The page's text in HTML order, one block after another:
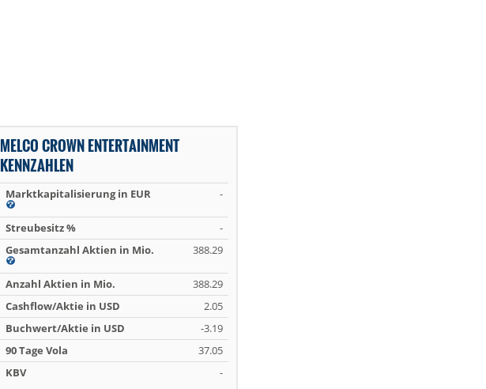
MELCO CROWN ENTERTAINMENT
KENNZAHLEN
Marktkapitalisierung in EUR -
Streubesitz %
-
Gesamtanzahl Aktien in Mio.
388.29
Anzahl Aktien in Mio.
388.29
Cashflow/Aktie in USD
2.05
Buchwert/Aktie in USD
-3.19
90 Tage Vola
37.05
KBV
-